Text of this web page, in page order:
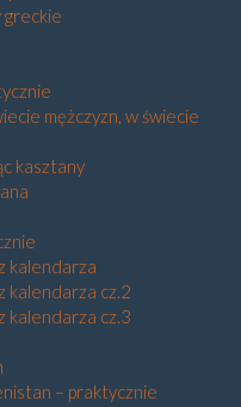
greckie
mężczyzn, w świecie
kasztany
kalendarza
kalendarza cz.2
kalendarza cz.3
– praktycznie